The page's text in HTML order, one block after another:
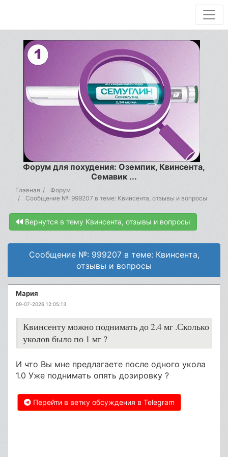
Форум для похудения: Оземпик, Квинсента,
Семавик ...
Главная
Форум
Сообщение №: 999207 в теме: Квинсента, отзывы и вопросы
Вернутся в тему Квинсента, отзывы и вопросы
Сообщение №: 999207 в теме: Квинсента,
отзывы и вопросы
Мария
09-07-2026 12:05:13
Квинсенту можно поднимать до 2.4 мг .Сколько
уколов было по 1 мг ?
И что Вы мне предлагаете после одного укола
1.0 Уже поднимать опять дозировку ?
Перейти в ветку обсуждения в Telegram